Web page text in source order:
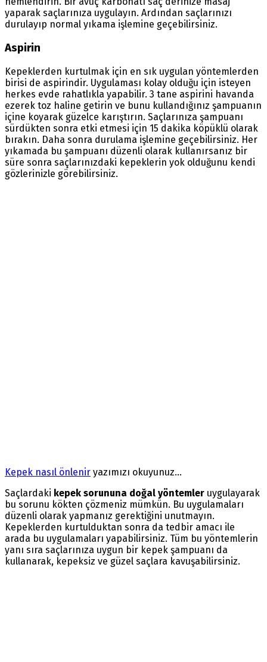
yaparak saçlarınıza uygulayın. Ardından saçlarınızı
durulayıp normal yıkama işlemine geçebilirsiniz.
Aspirin
Kepeklerden kurtulmak için en sık uygulan yöntemlerden
birisi de aspirindir. Uygulaması kolay olduğu için isteyen
herkes evde rahatlıkla yapabilir. 3 tane aspirini havanda
ezerek toz haline getirin ve bunu kullandığınız şampuanın
içine koyarak güzelce karıştırın. Saçlarınıza şampuanı
sürdükten sonra etki etmesi için 15 dakika köpüklü olarak
bırakın. Daha sonra durulama işlemine geçebilirsiniz. Her
yıkamada bu şampuanı düzenli olarak kullanırsanız bir
süre sonra saçlarınızdaki kepeklerin yok olduğunu kendi
gözlerinizle görebilirsiniz.
Kepek nasıl önlenir yazımızı okuyunuz…
Saçlardaki kepek sorununa doğal yöntemler uygulayarak
bu sorunu kökten çözmeniz mümkün. Bu uygulamaları
düzenli olarak yapmanız gerektiğini unutmayın.
Kepeklerden kurtulduktan sonra da tedbir amacı ile
arada bu uygulamaları yapabilirsiniz. Tüm bu yöntemlerin
yanı sıra saçlarınıza uygun bir kepek şampuanı da
kullanarak, kepeksiz ve güzel saçlara kavuşabilirsiniz.